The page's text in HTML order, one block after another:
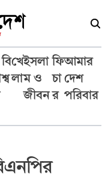
বি
শ্ব
খে
লা
ইসলা
ম ও
জীবন
ফি
চা
র
আমার
দেশ
পরিবার